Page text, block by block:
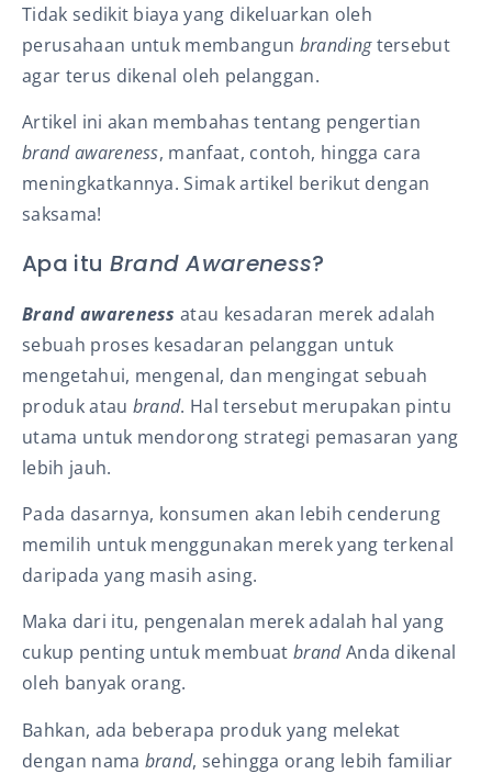
Tidak sedikit biaya yang dikeluarkan oleh
perusahaan untuk membangun brandingtersebut
agar terus dikenal oleh pelanggan.
Artikel ini akan membahas tentang pengertian
brand awareness, manfaat, contoh, hingga cara
meningkatkannya. Simak artikel berikut dengan
saksama!
Apa itu Brand Awareness?
Brand awareness atau kesadaran merek adalah
sebuah proses kesadaran pelanggan untuk
mengetahui, mengenal, dan mengingat sebuah
produk atau brand. Hal tersebut merupakan pintu
utama untuk mendorong strategi pemasaran yang
lebih jauh.
Pada dasarnya, konsumen akan lebih cenderung
memilih untuk menggunakan merek yang terkenal
daripada yang masih asing.
Maka dari itu, pengenalan merek adalah hal yang
cukup penting untuk membuat brandAnda dikenal
oleh banyak orang.
Bahkan, ada beberapa produk yang melekat
dengan nama brand, sehingga orang lebih familiar